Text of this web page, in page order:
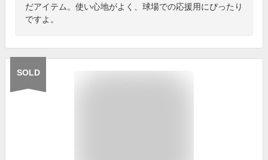
だアイテム。使い心地がよく、球場での応援用にぴったり
ですよ。
SOLD